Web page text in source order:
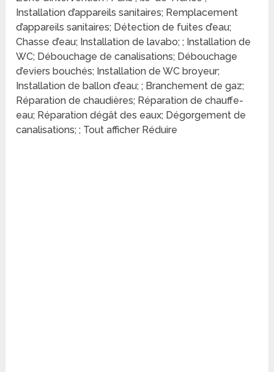
Installation d’appareils sanitaires; Remplacement
d’appareils sanitaires; Détection de fuites d’eau;
Chasse d’eau; Installation de lavabo; ; Installation de
WC; Débouchage de canalisations; Débouchage
d’eviers bouchés; Installation de WC broyeur;
Installation de ballon d’eau; ; Branchement de gaz;
Réparation de chaudières; Réparation de chauffe-
eau; Réparation dégât des eaux; Dégorgement de
canalisations; ; Tout afficher Réduire